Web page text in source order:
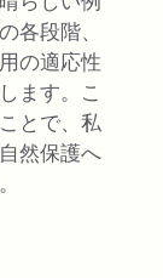
各段階、
の適応性
ます。こ
とで、私
然保護へ